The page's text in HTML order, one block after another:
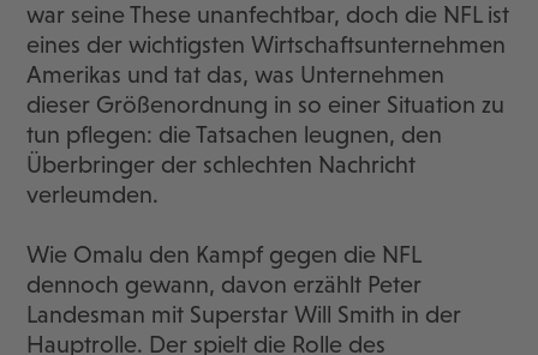
war seine These unanfechtbar, doch die NFL ist
eines der wichtigsten Wirtschaftsunternehmen
Amerikas und tat das, was Unternehmen
dieser Größenordnung in so einer Situation zu
tun pflegen: die Tatsachen leugnen, den
Überbringer der schlechten Nachricht
verleumden.
Wie Omalu den Kampf gegen die NFL
dennoch gewann, davon erzählt Peter
Landesman mit Superstar Will Smith in der
Hauptrolle. Der spielt die Rolle des